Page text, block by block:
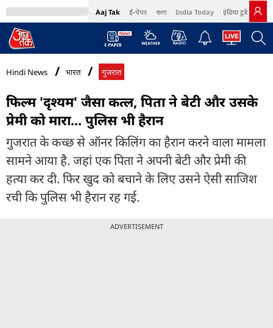
Aaj Tak ई-पेपर বাংলা India Today इंडिया टुडे हिंदी
MumbaiTak Cosmopolitan Harper's Bazaar Northeast
Hindi News भारत गुजरात
फिल्म 'दृश्यम' जैसा कत्ल, पिता ने बेटी और उसके
प्रेमी को मारा... पुलिस भी हैरान
गुजरात के कच्छ से ऑनर किलिंग का हैरान करने वाला मामला
सामने आया है. जहां एक पिता ने अपनी बेटी और प्रेमी की
हत्या कर दी. फिर खुद को बचाने के लिए उसने ऐसी साजिश
रची कि पुलिस भी हैरान रह गई.
ADVERTISEMENT